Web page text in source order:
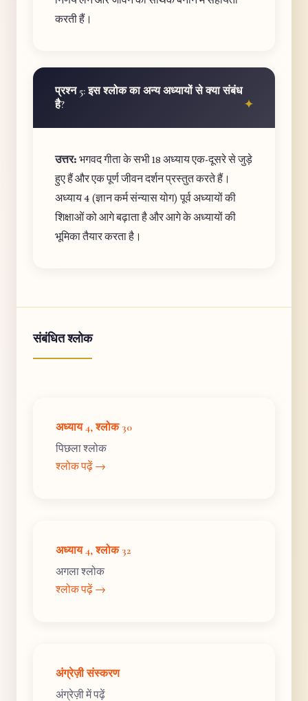
करती हैं।
प्रश्न 5: इस श्लोक का अन्य अध्यायों से क्या संबंध
है?
उत्तर: भगवद गीता के सभी 18 अध्याय एक-दूसरे से जुड़े
हुए हैं और एक पूर्ण जीवन दर्शन प्रस्तुत करते हैं।
अध्याय 4 (ज्ञान कर्म संन्यास योग) पूर्व अध्यायों की
शिक्षाओं को आगे बढ़ाता है और आगे के अध्यायों की
भूमिका तैयार करता है।
संबंधित श्लोक
अध्याय 4, श्लोक 30
पिछला श्लोक
श्लोक पढ़ें →
अध्याय 4, श्लोक 32
अगला श्लोक
श्लोक पढ़ें →
अंग्रेज़ी संस्करण
अंग्रेज़ी में पढ़ें